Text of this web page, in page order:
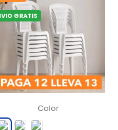
GRATIS
Color